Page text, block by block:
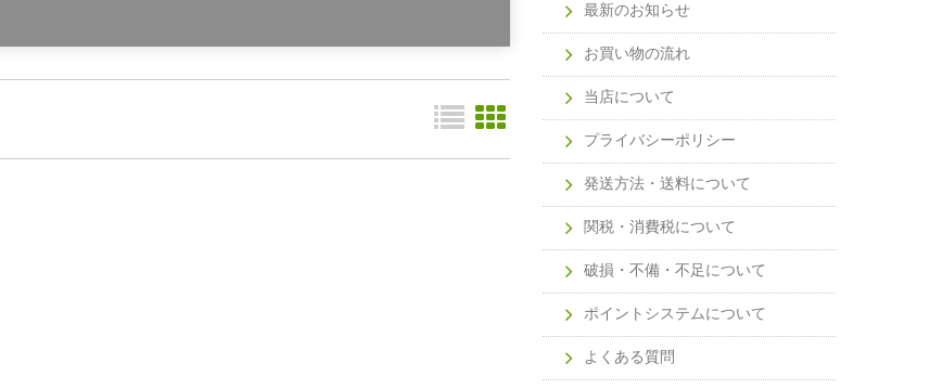
最新のお知らせ
お買い物の流れ
当店について
プライバシーポリシー
発送方法・送料について
関税・消費税について
破損・不備・不足について
ポイントシステムについて
よくある質問